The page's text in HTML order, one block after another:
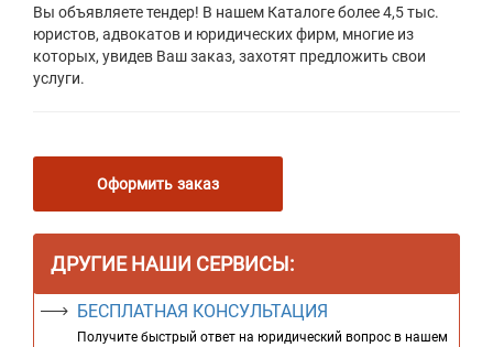
Вы объявляете тендер! В нашем Каталоге более 4,5 тыс.
юристов, адвокатов и юридических фирм, многие из
которых, увидев Ваш заказ, захотят предложить свои
услуги.
Оформить заказ
ДРУГИЕ НАШИ СЕРВИСЫ:
БЕСПЛАТНАЯ КОНСУЛЬТАЦИЯ
Получите быстрый ответ на юридический вопрос в нашем